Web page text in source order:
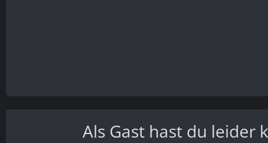
Als Gast hast du leider